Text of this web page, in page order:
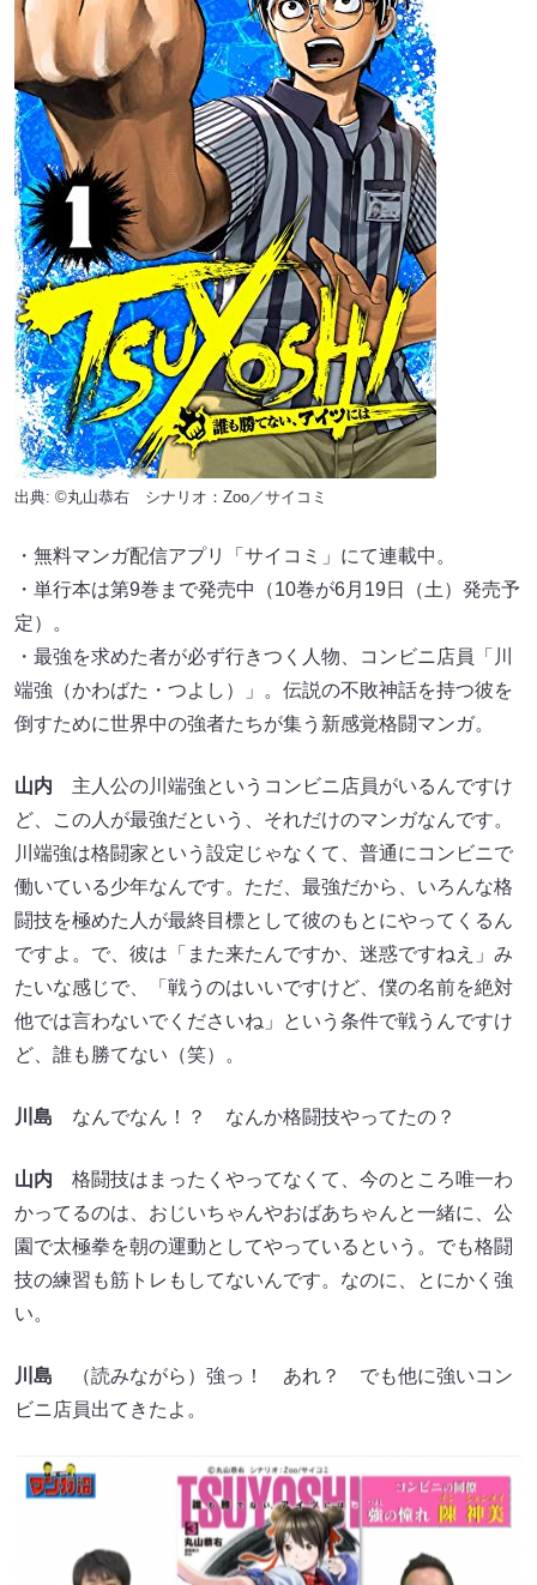
出典: ©︎丸山恭右 シナリオ：Zoo／サイコミ
・無料マンガ配信アプリ「サイコミ」にて連載中。
・単行本は第9巻まで発売中（10巻が6月19日（土）発売予
定）。
・最強を求めた者が必ず行きつく人物、コンビニ店員「川
端強（かわばた・つよし）」。伝説の不敗神話を持つ彼を
倒すために世界中の強者たちが集う新感覚格闘マンガ。
山内 主人公の川端強というコンビニ店員がいるんですけ
ど、この人が最強だという、それだけのマンガなんです。
川端強は格闘家という設定じゃなくて、普通にコンビニで
働いている少年なんです。ただ、最強だから、いろんな格
闘技を極めた人が最終目標として彼のもとにやってくるん
ですよ。で、彼は「また来たんですか、迷惑ですねえ」み
たいな感じで、「戦うのはいいですけど、僕の名前を絶対
他では言わないでくださいね」という条件で戦うんですけ
ど、誰も勝てない（笑）。
川島 なんでなん！？ なんか格闘技やってたの？
山内 格闘技はまったくやってなくて、今のところ唯一わ
かってるのは、おじいちゃんやおばあちゃんと一緒に、公
園で太極拳を朝の運動としてやっているという。でも格闘
技の練習も筋トレもしてないんです。なのに、とにかく強
い。
川島 （読みながら）強っ！ あれ？ でも他に強いコン
ビニ店員出てきたよ。